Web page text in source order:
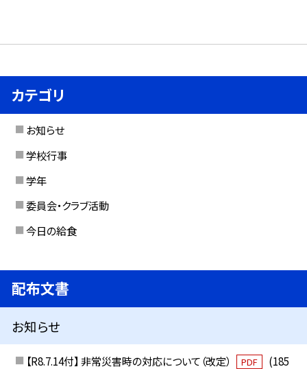
カテゴリ
お知らせ
学校行事
学年
委員会・クラブ活動
今日の給食
配布文書
お知らせ
【R8.7.14付】 非常災害時の対応について（改定） PDF
(185